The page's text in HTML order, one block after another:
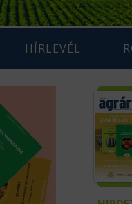
HÍRLEVÉL